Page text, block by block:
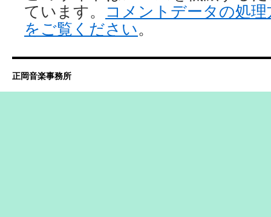
ています。
コメントデータの処
をご覧ください。
正岡音楽事務所